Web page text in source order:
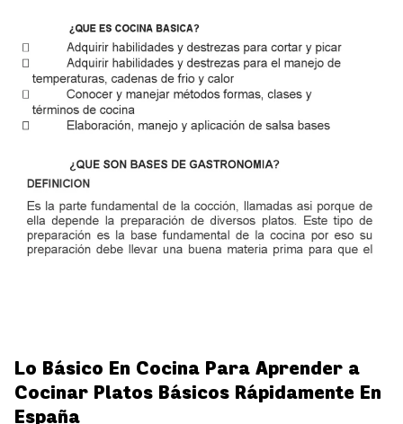
Lo Básico En Cocina Para Aprender a
Cocinar Platos Básicos Rápidamente En
España